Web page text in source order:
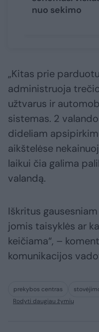
nuo sekimo
„Kitas prie
administruoja
užtvarus ir
sistemas. 2
dideliam
aikštelėse
laikui čia galima
valandą.
Iškritus
jomis taisyklės ar
keičiama“, –
komunikacijos
prekybos centras
Rodyti daugiau žymių